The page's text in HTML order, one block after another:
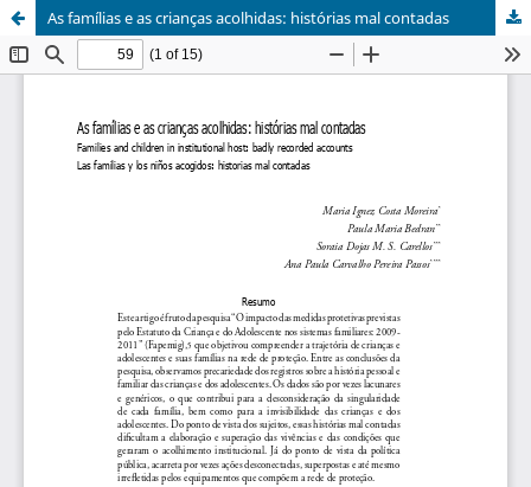
As famílias e as crianças acolhidas: histórias mal contadas